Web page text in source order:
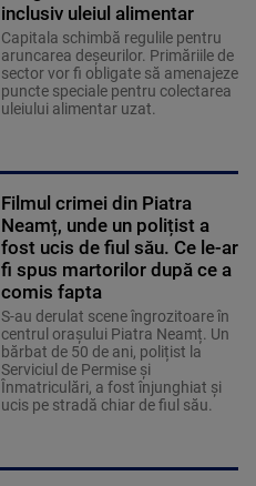
inclusiv uleiul alimentar
Capitala schimbă regulile pentru
aruncarea deșeurilor. Primăriile de
sector vor fi obligate să amenajeze
puncte speciale pentru colectarea
uleiului alimentar uzat.
Filmul crimei din Piatra
Neamț, unde un polițist a
fost ucis de fiul său. Ce le-ar
fi spus martorilor după ce a
comis fapta
S-au derulat scene îngrozitoare în
centrul orașului Piatra Neamț. Un
bărbat de 50 de ani, polițist la
Serviciul de Permise și
Înmatriculări, a fost înjunghiat și
ucis pe stradă chiar de fiul său.